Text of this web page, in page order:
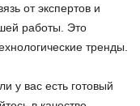
от экспертов и
работы. Это
тренды.
у вас есть готовый